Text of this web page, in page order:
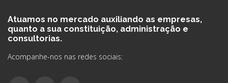
Atuamos no mercado auxiliando as empresas,
quanto a sua constituição, administração e
consultorias.
Acompanhe-nos nas redes sociais: